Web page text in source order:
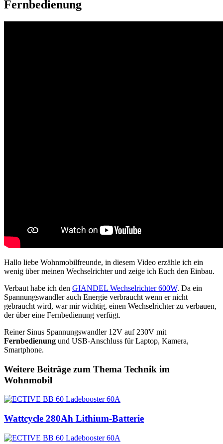
Fernbedienung
Hallo liebe Wohnmobilfreunde, in diesem Video erzähle ich ein
wenig über meinen Wechselrichter und zeige ich Euch den Einbau.
Verbaut habe ich den GIANDEL Wechselrichter 600W. Da ein
Spannungswandler auch Energie verbraucht wenn er nicht
gebraucht wird, war mir wichtig, einen Wechselrichter zu verbauen,
der über eine Fernbedienung verfügt.
Reiner Sinus Spannungswandler 12V auf 230V mit
Fernbedienung und USB-Anschluss für Laptop, Kamera,
Smartphone.
Weitere Beiträge zum Thema Technik im
Wohnmobil
Wattcycle 280Ah Lithium-Batterie